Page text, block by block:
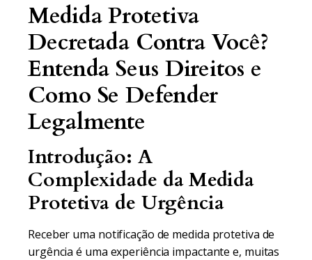
Medida Protetiva
Decretada Contra Você?
Entenda Seus Direitos e
Como Se Defender
Legalmente
Introdução: A
Complexidade da Medida
Protetiva de Urgência
Receber uma notificação de medida protetiva de
urgência é uma experiência impactante e, muitas